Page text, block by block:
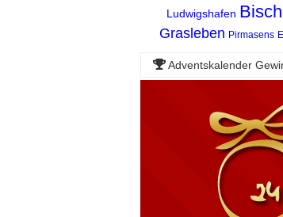
Ludwigshafen
Grasleben Pirmasens
Adventskalender